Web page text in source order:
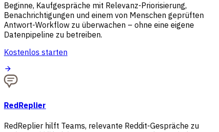
Beginne, Kaufgespräche mit Relevanz-Priorisierung,
Benachrichtigungen und einem von Menschen geprüften
Antwort-Workflow zu überwachen – ohne eine eigene
Datenpipeline zu betreiben.
Kostenlos starten
RedReplier
RedReplier hilft Teams, relevante Reddit-Gespräche zu